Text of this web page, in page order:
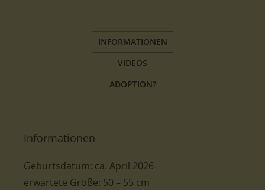
INFORMATIONEN
VIDEOS
ADOPTION?
Informationen
Geburtsdatum: ca. April 2026
erwartete Größe: 50 – 55 cm